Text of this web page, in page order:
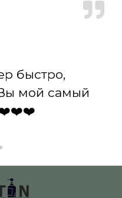
быстро,
мой самый
❤️❤️❤️